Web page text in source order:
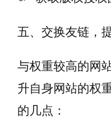
五、交换友链，
与权重较高的网
升自身网站的权
的几点：